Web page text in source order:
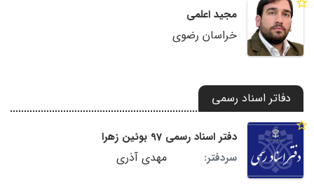
مجید اعلمی
خراسان رضوی
دفاتر اسناد رسمی
دفتر اسناد رسمی 97 بوئین زهرا
سردفتر:
مهدی آذری